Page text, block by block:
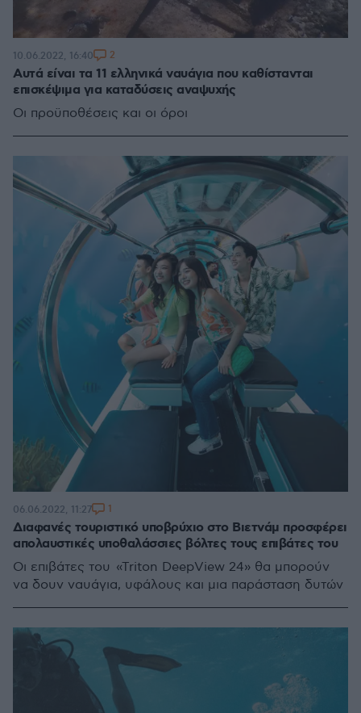
Αυτά είναι τα 11 ελληνικά ναυάγια που καθίστανται
επισκέψιμα για καταδύσεις αναψυχής
Οι προϋποθέσεις και οι όροι
10.06.2022, 16:40 2
Διαφανές τουριστικό υποβρύχιο στο Βιετνάμ προσφέρει
απολαυστικές υποθαλάσσιες βόλτες τους επιβάτες του
Οι επιβάτες του «Triton DeepView 24» θα μπορούν
να δουν ναυάγια, υφάλους και μια παράσταση δυτών
06.06.2022, 11:27 1